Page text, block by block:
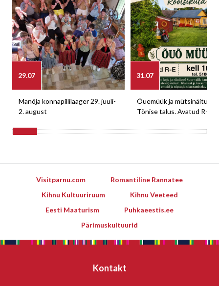
29.07
Manõja konnapillilaager 29. juuli-
2. august
31.07
Õuemüük ja mütsinäitus
Tõnise talus. Avatud R-E
Visitparnu.com
Romantiline Rannatee
Kihnu Kultuuriruum
Kihnu Veeteed
Eesti Maaturism
Puhkaeestis.ee
Pärimuskultuurid
Kontakt